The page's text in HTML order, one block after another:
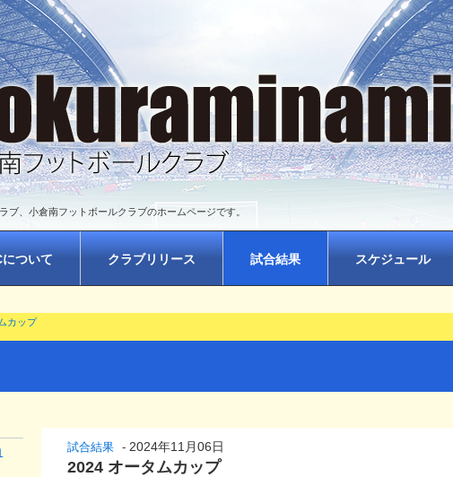
ブ、小倉南フットボールクラブのホームページです。
ついて クラブリリース 試合結果 スケジュール
カップ
試合結果 - 2024年11月06日
2024 オータムカップ